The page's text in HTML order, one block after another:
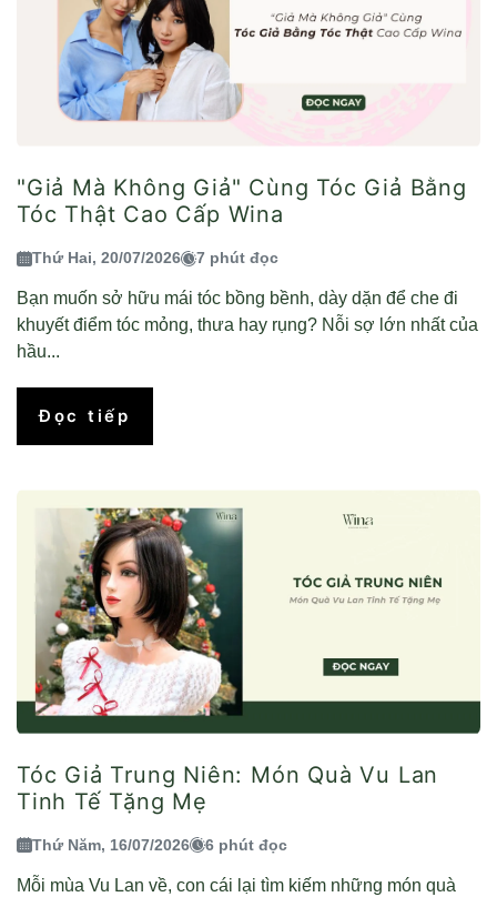
"Giả Mà Không Giả" Cùng Tóc Giả Bằng
Tóc Thật Cao Cấp Wina
Thứ Hai, 20/07/2026 7 phút đọc
Bạn muốn sở hữu mái tóc bồng bềnh, dày dặn để che đi
khuyết điểm tóc mỏng, thưa hay rụng? Nỗi sợ lớn nhất của
hầu...
Đọc tiếp
Tóc Giả Trung Niên: Món Quà Vu Lan
Tinh Tế Tặng Mẹ
Thứ Năm, 16/07/2026 6 phút đọc
Mỗi mùa Vu Lan về, con cái lại tìm kiếm những món quà